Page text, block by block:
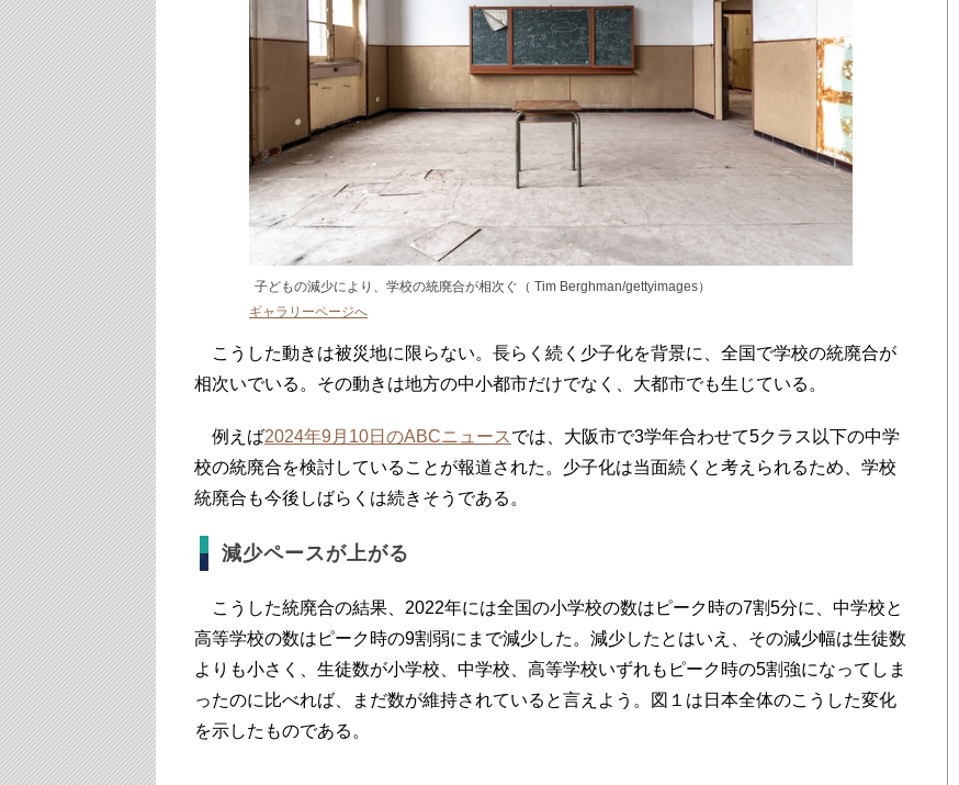
子どもの減少により、学校の統廃合が相次ぐ（ Tim Berghman/gettyimages）
ギャラリーページへ
こうした動きは被災地に限らない。長らく続く少子化を背景に、全国で学校の統廃合が
相次いでいる。その動きは地方の中小都市だけでなく、大都市でも生じている。
例えば2024年9月10日のABCニュース では、大阪市で3学年合わせて5クラス以下の中学
校の統廃合を検討していることが報道された。少子化は当面続くと考えられるため、学校
統廃合も今後しばらくは続きそうである。
減少ペースが上がる
こうした統廃合の結果、2022年には全国の小学校の数はピーク時の7割5分に、中学校と
高等学校の数はピーク時の9割弱にまで減少した。減少したとはいえ、その減少幅は生徒数
よりも小さく、生徒数が小学校、中学校、高等学校いずれもピーク時の5割強になってしま
ったのに比べれば、まだ数が維持されていると言えよう。図１は日本全体のこうした変化
を示したものである。